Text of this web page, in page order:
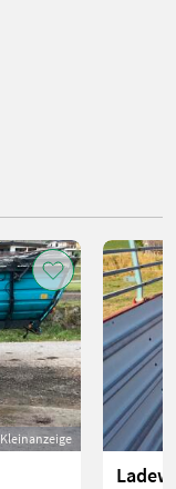
Kleinanzeige